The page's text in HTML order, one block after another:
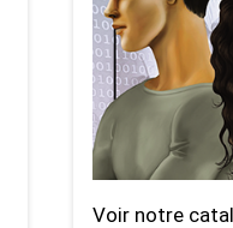
Voir notre